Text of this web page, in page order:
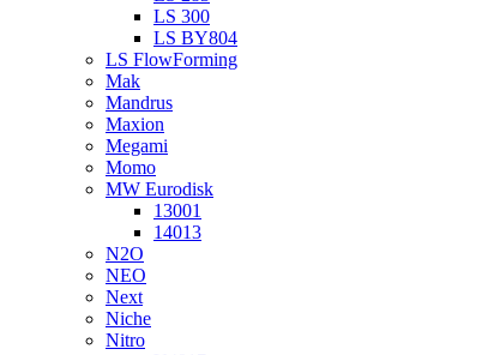
LS 300
LS BY804
LS FlowForming
Mak
Mandrus
Maxion
Megami
Momo
MW Eurodisk
13001
14013
N2O
NEO
Next
Niche
Nitro